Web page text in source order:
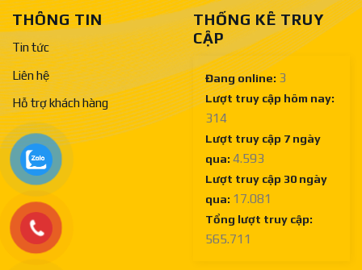
THÔNG TIN
Tin tức
Liên hệ
Hỗ trợ khách hàng
THỐNG KÊ TRUY
CẬP
Đang online: 3
Lượt truy cập hôm nay:
314
Lượt truy cập 7 ngày
qua: 4.593
Lượt truy cập 30 ngày
qua: 17.081
Tổng lượt truy cập:
565.711